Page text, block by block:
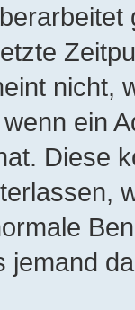
nicht,
ein
Diese
jemand